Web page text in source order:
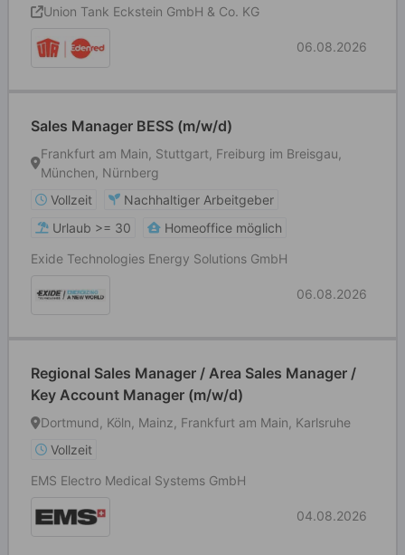
Union Tank Eckstein GmbH & Co. KG
06.08.2026
Sales Manager BESS (m/w/d)
Frankfurt am Main, Stuttgart, Freiburg im Breisgau,
München, Nürnberg
Vollzeit
Nachhaltiger Arbeitgeber
Urlaub >= 30
Homeoffice möglich
Exide Technologies Energy Solutions GmbH
06.08.2026
Regional Sales Manager / Area Sales Manager /
Key Account Manager (m/w/d)
Dortmund, Köln, Mainz, Frankfurt am Main, Karlsruhe
Vollzeit
EMS Electro Medical Systems GmbH
04.08.2026